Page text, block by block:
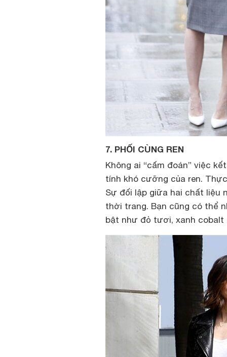
7. PHỐI CÙNG REN
Không ai “cấm đoán” việc
tính khó cưỡng của ren.
Sự đối lập giữa hai chất liệu
thời trang. Bạn cũng có thể
bật như đỏ tươi, xanh cobalt